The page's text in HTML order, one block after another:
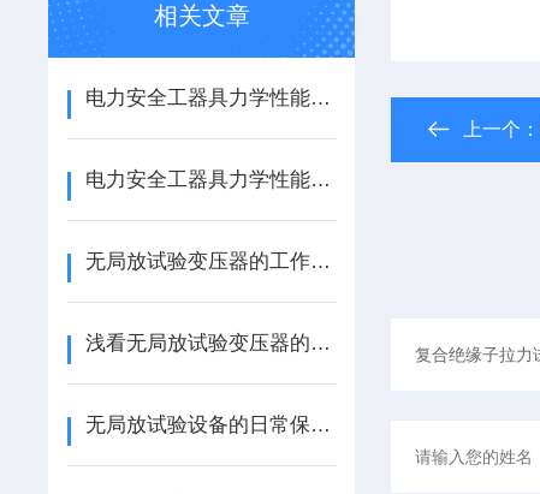
相关文章
电力安全工器具力学性能试验机的取样原则
电力安全工器具力学性能试验机是怎样进行力学试验的呢？
无局放试验变压器的工作特点如下
浅看无局放试验变压器的特点和使用时注意事项
无局放试验设备的日常保养是很有讲究的
上一个：